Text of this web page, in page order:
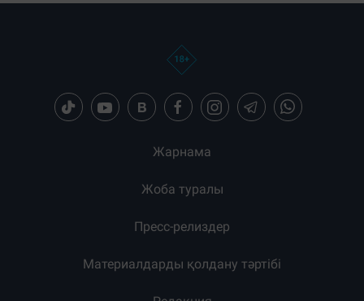
Жарнама
Жоба туралы
Пресс-релиздер
Материалдарды қолдану тәртібі